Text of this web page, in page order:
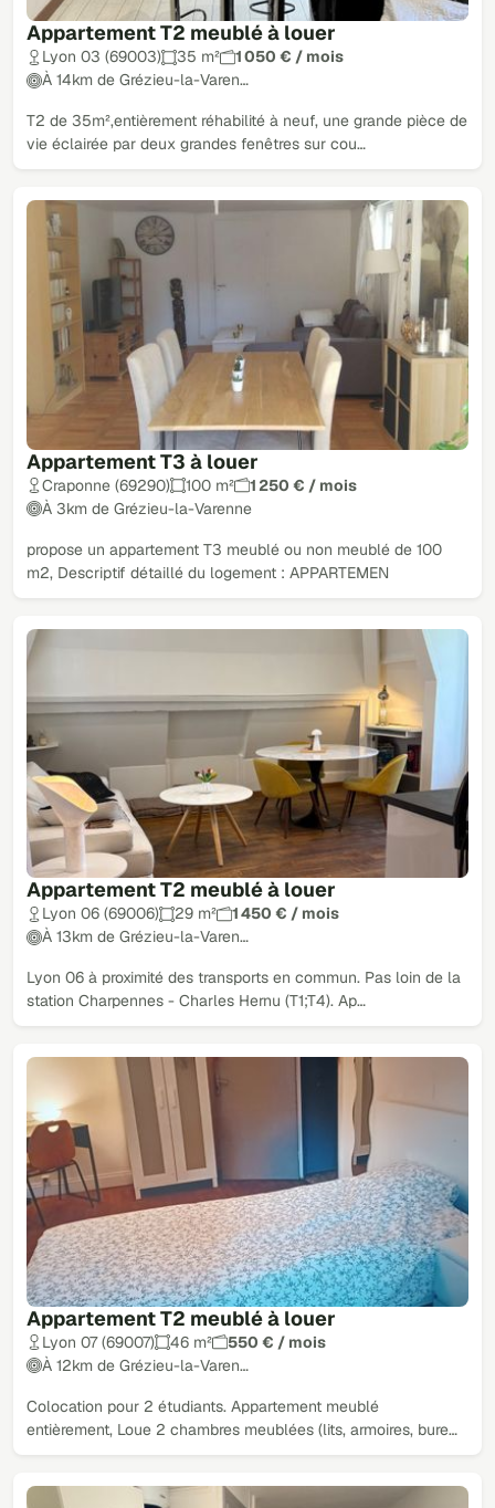
Appartement T2 meublé à louer
Lyon 03 (69003) 35 m²
1 050 € / mois
À 14km de Grézieu-la-Varen…
T2 de 35m²,entièrement réhabilité à neuf, une grande pièce de
vie éclairée par deux grandes fenêtres sur cou…
Appartement T3 à louer
Craponne (69290) 100 m²
1 250 € / mois
À 3km de Grézieu-la-Varenne
propose un appartement T3 meublé ou non meublé de 100
m2, Descriptif détaillé du logement : APPARTEMEN
Appartement T2 meublé à louer
Lyon 06 (69006) 29 m²
1 450 € / mois
À 13km de Grézieu-la-Varen…
Lyon 06 à proximité des transports en commun. Pas loin de la
station Charpennes - Charles Hernu (T1;T4). Ap…
Appartement T2 meublé à louer
Lyon 07 (69007) 46 m²
550 € / mois
À 12km de Grézieu-la-Varen…
Colocation pour 2 étudiants. Appartement meublé
entièrement, Loue 2 chambres meublées (lits, armoires, bure…